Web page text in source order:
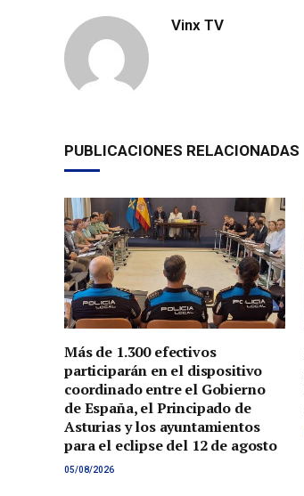
Vinx TV
PUBLICACIONES RELACIONADAS
Más de 1.300 efectivos
participarán en el dispositivo
coordinado entre el Gobierno
de España, el Principado de
Asturias y los ayuntamientos
para el eclipse del 12 de agosto
05/08/2026